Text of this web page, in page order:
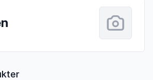
fra Kokkeløren